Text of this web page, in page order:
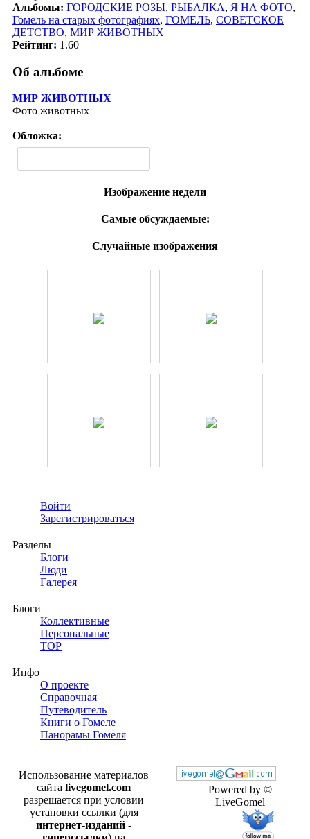
Альбомы: ГОРОДСКИЕ РОЗЫ, РЫБАЛКА, Я НА ФОТО,
Гомель на старых фотографиях, ГОМЕЛЬ, СОВЕТСКОЕ
ДЕТСТВО, МИР ЖИВОТНЫХ
Рейтинг: 1.60
Об альбоме
МИР ЖИВОТНЫХ
Фото животных
Обложка:
Изображение недели
Самые обсуждаемые:
Случайные изображения
Войти
Зарегистрироваться
Разделы
Блоги
Люди
Галерея
Блоги
Коллективные
Персональные
TOP
Инфо
О проекте
Справочная
Путеводитель
Книги о Гомеле
Панорамы Гомеля
Powered by ©
LiveGomel
Использование материалов
сайта livegomel.com
разрешается при условии
установки ссылки (для
интернет-изданий -